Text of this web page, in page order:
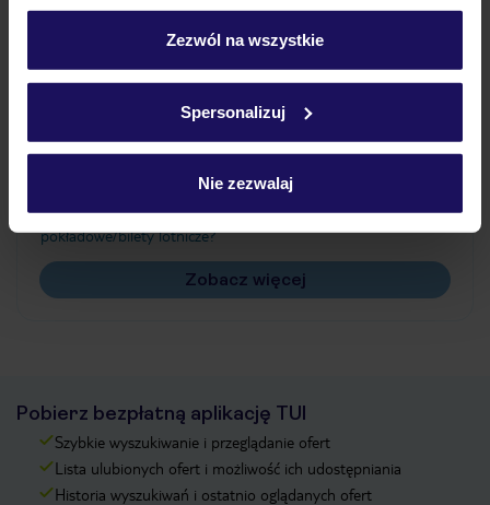
personalizować swój wybór wchodząc w zakładkę
Szczegółowe informacje o plikach cookie znajdziesz
Zezwól na wszystkie
Spersonalizuj
Nie zezwalaj
Ważne informacje
Czy w Hotelu będzie przedstawiciel TUI?
Na jakiej podstawie i gdzie otrzymam karty
pokładowe/bilety lotnicze?
Zobacz więcej
Pobierz bezpłatną aplikację TUI
Szybkie wyszukiwanie i przeglądanie ofert
Lista ulubionych ofert i możliwość ich udostępniania
Historia wyszukiwań i ostatnio oglądanych ofert